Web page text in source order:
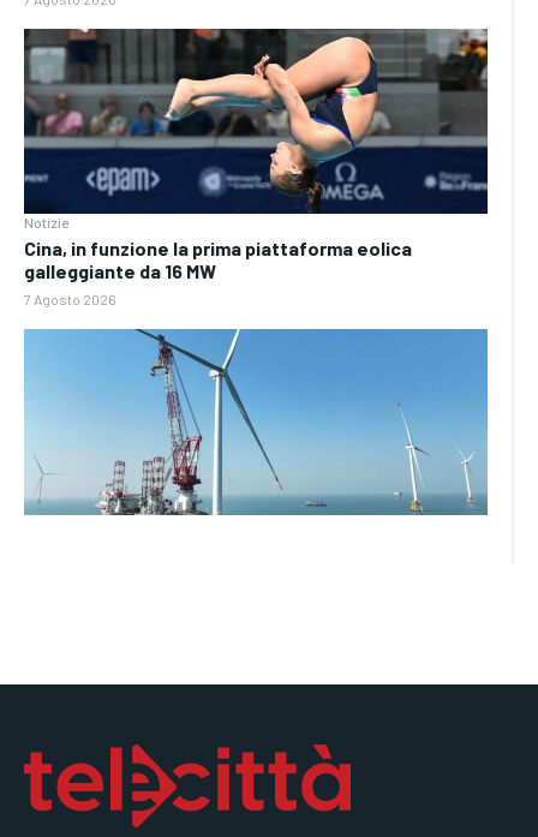
Notizie
Cina, in funzione la prima piattaforma eolica
galleggiante da 16 MW
7 Agosto 2026